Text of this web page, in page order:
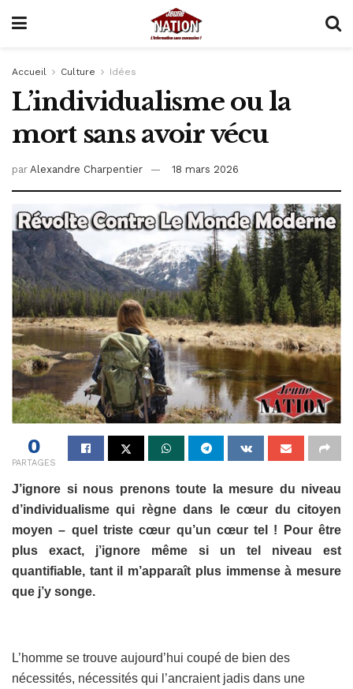
Accueil Culture Idées
L’individualisme ou la
mort sans avoir vécu
par Alexandre Charpentier 18 mars 2026
0
PARTAGES
J’ignore si nous prenons toute la mesure du niveau
d’individualisme qui règne dans le cœur du citoyen
moyen – quel triste cœur qu’un cœur tel ! Pour être
plus exact, j’ignore même si un tel niveau est
quantifiable, tant il m’apparaît plus immense à mesure
que j’y songe.
L’homme se trouve aujourd’hui coupé de bien des
nécessités, nécessités qui l’ancraient jadis dans une